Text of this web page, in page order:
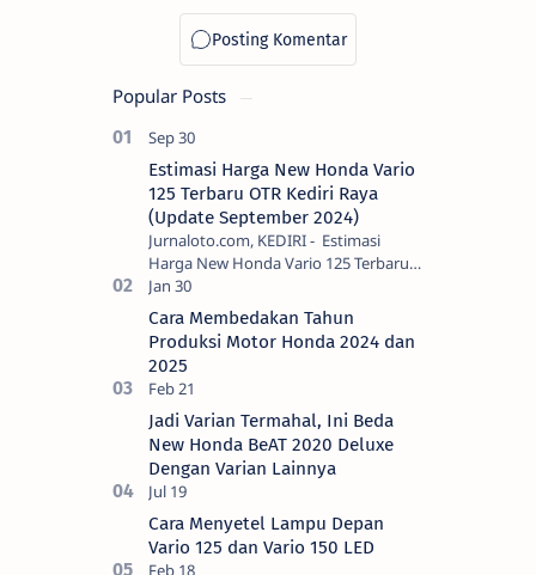
Popular Posts
Estimasi Harga New Honda Vario
125 Terbaru OTR Kediri Raya
(Update September 2024)
Jurnaloto.com, KEDIRI - Estimasi
Harga New Honda Vario 125 Terbaru
OTR Kediri Raya (Update September
2024) Brosis sekalian, PT Astra Honda
Motor (AH…
Cara Membedakan Tahun
Produksi Motor Honda 2024 dan
2025
Jadi Varian Termahal, Ini Beda
New Honda BeAT 2020 Deluxe
Dengan Varian Lainnya
Cara Menyetel Lampu Depan
Vario 125 dan Vario 150 LED